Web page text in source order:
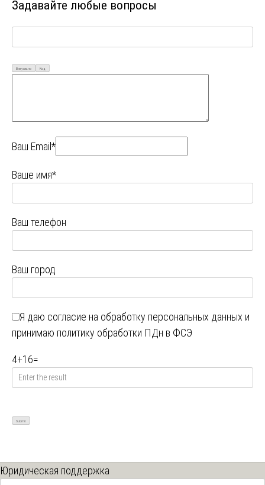
Задавайте любые вопросы
Визуально Код
Ваш Email*
Ваше имя*
Ваш телефон
Ваш город
Я даю согласие на обработку персональных данных и
принимаю политику обработки ПДн в ФСЭ
4+16=
Юридическая поддержка